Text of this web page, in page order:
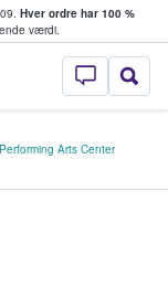
Hver ordre har 100 %
værdi.
- Hvor
Arts Center